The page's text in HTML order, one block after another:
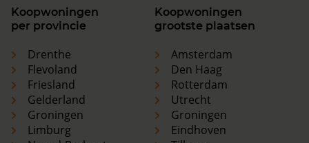
Koopwoningen
per provincie
Drenthe
Flevoland
Friesland
Gelderland
Groningen
Limburg
Koopwoningen
grootste plaatsen
Amsterdam
Den Haag
Rotterdam
Utrecht
Groningen
Eindhoven